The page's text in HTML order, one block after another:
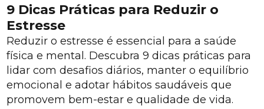
9 Dicas Práticas para Reduzir o
Estresse
Reduzir o estresse é essencial para a saúde
física e mental. Descubra 9 dicas práticas para
lidar com desafios diários, manter o equilíbrio
emocional e adotar hábitos saudáveis que
promovem bem-estar e qualidade de vida.